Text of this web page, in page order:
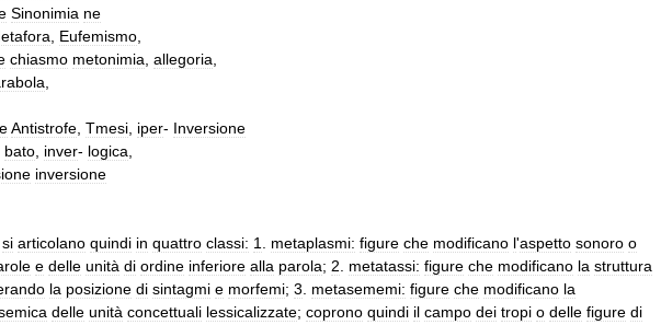
Sinonimia ne
Eufemismo
chiasmo metonimia allegoria
Antistrofe Tmesi iper- Inversione
bato inver- logica
inversione
si articolano quindi in quattro classi: 1 metaplasmi: figu­re che modificano l'aspetto sonoro o
e delle unità di ordine inferiore alla parola; 2 metatassi: figure che modificano la struttura
la posizione di sintagmi e morfemi; 3 metasememi: figure che modificano la
delle uni­tà concettuali lessicalizzate; coprono quindi il campo dei tropi o delle figure di